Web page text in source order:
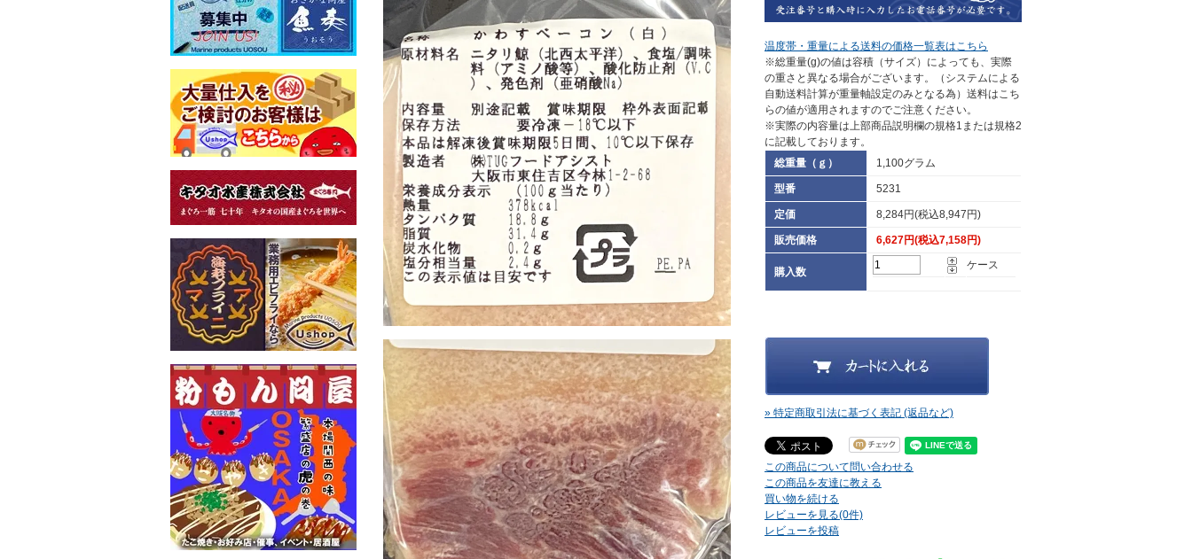
温度帯・重量による送料の価格一覧表はこちら
※総重量(g)の値は容積（サイズ）によっても、実際
の重さと異なる場合がございます。（システムによる
自動送料計算が重量軸設定のみとなる為）送料はこち
らの値が適用されますのでご注意ください。
※実際の内容量は上部商品説明欄の規格1または規格2
に記載しております。
総重量（ｇ）
1,100グラム
型番 5231
定価 8,284円(税込8,947円)
販売価格 6,627円(税込7,158円)
購入数
ケース
» 特定商取引法に基づく表記 (返品など)
この商品について問い合わせる
この商品を友達に教える
買い物を続ける
レビューを見る(0件)
レビューを投稿